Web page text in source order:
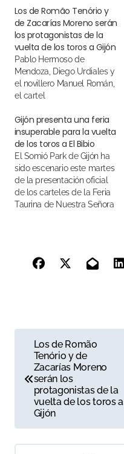
Los de Romão Tenório y
de Zacarías Moreno serán
los protagonistas de la
vuelta de los toros a Gijón
Pablo Hermoso de
Mendoza, Diego Urdiales y
el novillero Manuel Román,
el cartel
Gijón presenta una feria
insuperable para la vuelta
de los toros a El Bibio
El Somió Park de Gijón ha
sido escenario este martes
de la presentación oficial
de los carteles de la Feria
Taurina de Nuestra Señora
g
Los de Romão
Tenório y de
Zacarías Moreno
serán los
protagonistas de la
vuelta de los toros a
Gijón